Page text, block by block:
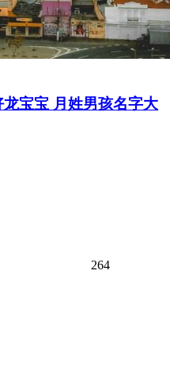
宝宝 月姓男孩名字大
264